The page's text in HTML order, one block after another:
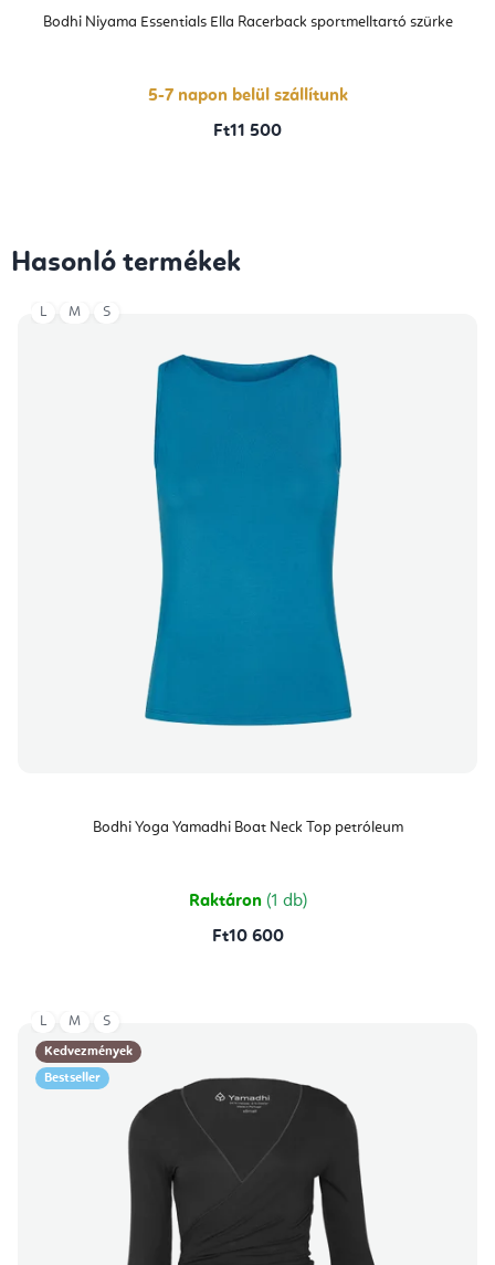
Bodhi Niyama Essentials Ella Racerback sportmelltartó szürke
5-7 napon belül szállítunk
Ft11 500
Hasonló termékek
Bodhi Yoga Yamadhi Boat Neck Top petróleum
Raktáron (1 db)
Ft10 600
L M S
Kedvezmények
Bestseller
L M S